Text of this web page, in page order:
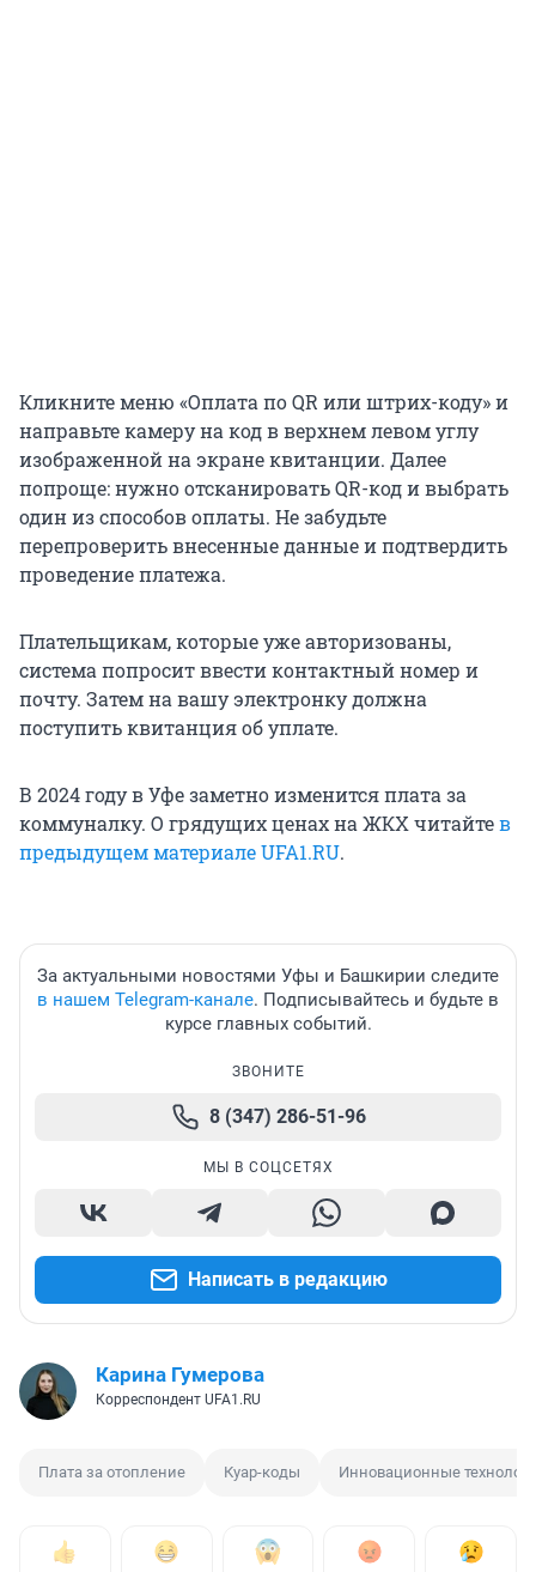
Кликните меню «Оплата по QR или штрих-коду» и
направьте камеру на код в верхнем левом углу
изображенной на экране квитанции. Далее
попроще: нужно отсканировать QR-код и выбрать
один из способов оплаты. Не забудьте
перепроверить внесенные данные и подтвердить
проведение платежа.
Плательщикам, которые уже авторизованы,
система попросит ввести контактный номер и
почту. Затем на вашу электронку должна
поступить квитанция об уплате.
В 2024 году в Уфе заметно изменится плата за
коммуналку. О грядущих ценах на ЖКХ читайтев
предыдущем материале UFA1.RU.
За актуальными новостями Уфы и Башкирии следите
в нашем Telegram-канале. Подписывайтесь и будьте в
курсе главных событий.
ЗВОНИТЕ
8 (347) 286-51-96
МЫ В СОЦСЕТЯХ
Написать в редакцию
Карина Гумерова
Корреспондент UFA1.RU
Плата за отопление Куар-коды Инновационные